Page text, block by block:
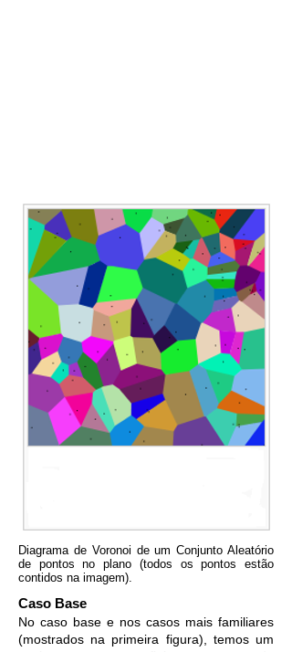
Diagrama de Voronoi de um Conjunto Aleatório
de pontos no plano (todos os pontos estão
contidos na imagem).
Caso Base
No caso base e nos casos mais familiares
(mostrados na primeira figura), temos um